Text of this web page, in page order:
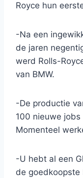
Royce hun
-Na een
de jaren
werd Rolls-
van BMW.
-De productie
100 nieuwe
Momenteel
-U hebt al een
de goedkoopste